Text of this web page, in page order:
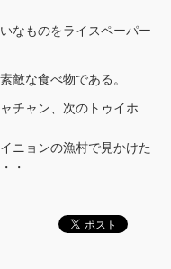
なものをライスペーパー
敵な食べ物である。
チャン、次のトゥイホ
ニョンの漁村で見かけた
・